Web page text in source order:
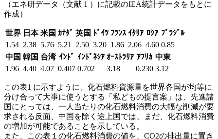
（エネ研データ（文献 1 ）に記載のIEA統計データをもとに
作成）
世界 日本 米国 ｶﾅﾀﾞ 英国 ﾄﾞｲﾂ ﾌﾗﾝｽ ｲﾀﾘｱ ﾛｼｱ ﾌﾞﾗｼﾞﾙ
1.54 2.38 5.76 5.21 2.50 3.20 1.86 2.06 4.60 0.85
中国 韓国 台湾 ｲﾝﾄﾞ ｲﾝﾄﾞﾈｼｱ ｵｰｽﾄﾗﾘｱ ｱﾌﾘｶ 中東
1.96 4.40 4.07 0.407 0.702 3.18 0.230 3.12
この表1 に示すように、化石燃料資源量を世界各国が均等に
分け合って大事に使うとする「私どもの提言案」は、先進諸
国にとっては、一人当たりの化石燃料消費の大幅な削減が要
求される反面、中国を除く途上国では、まだ、化石燃料消費
の増加が可能であることを示している。
また、この表１の化石燃料消費の値を、CO2の排出量に置き